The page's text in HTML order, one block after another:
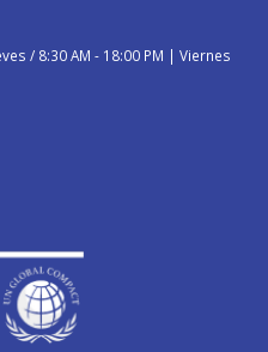
/ 8:30 AM - 18:00 PM | Viernes